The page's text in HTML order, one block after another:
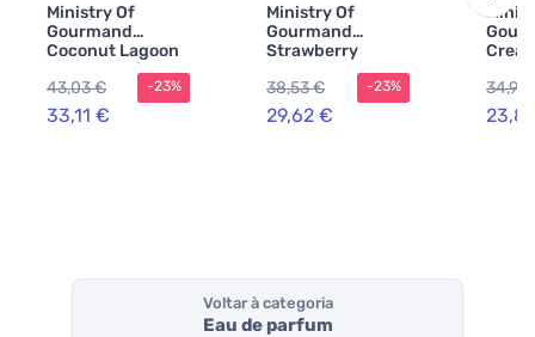
Ministry Of
Gourmand
Coconut Lagoon
Eau de Parfum
unissex
43,03 €
33,11 €
-23%
Ministry Of
Gourmand
Strawberry
Pound Cake eau
de parfum para
mulheres
38,53 €
29,62 €
-23% 34,99
Voltar à categoria
Eau de parfum